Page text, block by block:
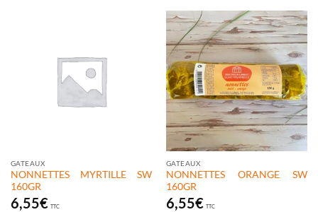
GATEAUX
NONNETTES MYRTILLE SW
160GR
6,55€ TTC
GATEAUX
NONNETTES ORANGE SW
160GR
6,55€ TTC